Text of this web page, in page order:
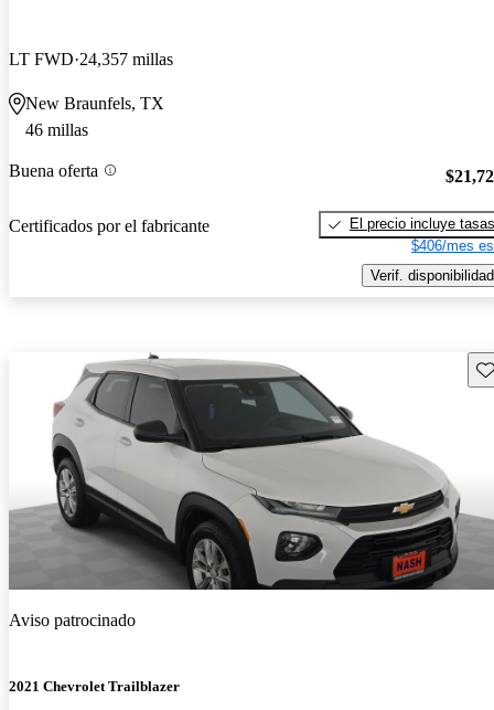
LT FWD 24,357 millas
New Braunfels, TX
46 millas
Buena oferta
Certificados por el fabricante
El precio incluye tasas
$406/mes
Verif. disponibilidad
Aviso patrocinado
2021 Chevrolet Trailblazer